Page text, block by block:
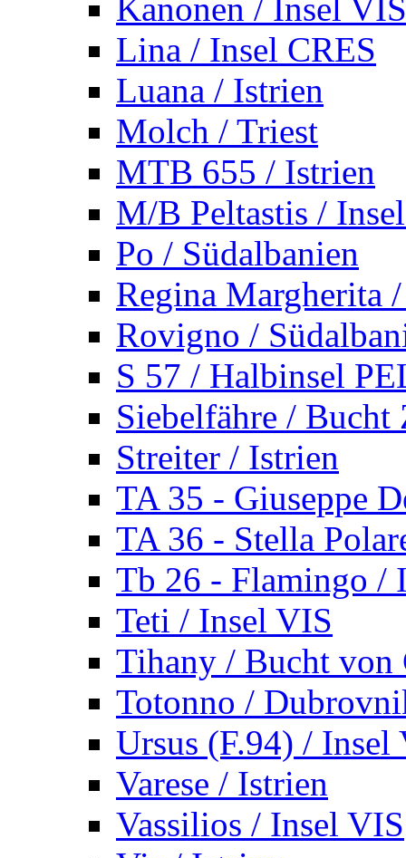
Kanonen / Insel VIS
Lina / Insel CRES
Luana / Istrien
Molch / Triest
MTB 655 / Istrien
M/B Peltastis /
Po / Südalbanien
Regina Margherita
Rovigno /
S 57 / Halbinsel
Siebelfähre / Bucht
Streiter / Istrien
TA 35 - Giuseppe
TA 36 - Stella
Tb 26 - Flamingo /
Teti / Insel VIS
Tihany / Bucht von
Totonno /
Ursus (F.94) / Insel
Varese / Istrien
Vassilios / Insel VIS